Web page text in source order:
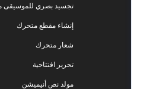
تجسيد بصري للموسيقى مجانًا
إنشاء مقطع متحرك
شعار متحرك
تحرير افتتاحية
مولد نص أنيميشن